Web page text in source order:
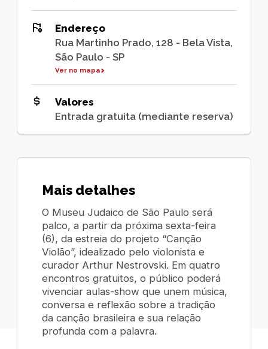
Endereço
Rua Martinho Prado, 128 - Bela Vista,
São Paulo - SP
Ver no mapa
Valores
Entrada gratuita (mediante reserva)
Mais detalhes
O Museu Judaico de São Paulo será
palco, a partir da próxima sexta-feira
(6), da estreia do projeto “Canção
Violão”, idealizado pelo violonista e
curador Arthur Nestrovski. Em quatro
encontros gratuitos, o público poderá
vivenciar aulas-show que unem música,
conversa e reflexão sobre a tradição
da canção brasileira e sua relação
profunda com a palavra.